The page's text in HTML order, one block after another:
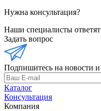
Нужна консультация?
Наши специалисты
Задать вопрос
Подпишитесь на новости и
Каталог
Консультация
Компания